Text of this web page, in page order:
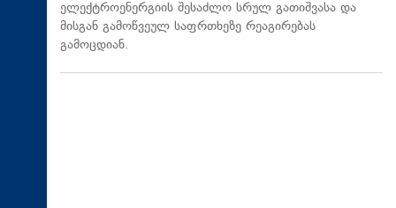
ელექტროენერგიის შესაძლო სრულ გათიშვასა და
მისგან გამოწვეულ საფრთხეზე რეაგირებას
გამოცდიან.